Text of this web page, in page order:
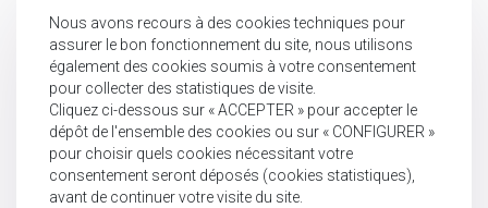
Nous avons recours à des cookies techniques pour
assurer le bon fonctionnement du site, nous utilisons
également des cookies soumis à votre consentement
pour collecter des statistiques de visite.
Cliquez ci-dessous sur « ACCEPTER » pour accepter le
dépôt de l'ensemble des cookies ou sur « CONFIGURER »
pour choisir quels cookies nécessitant votre
consentement seront déposés (cookies statistiques),
avant de continuer votre visite du site.